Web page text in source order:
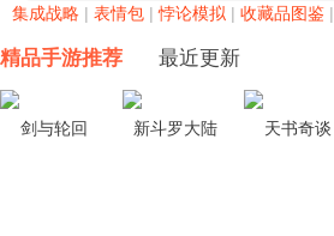
集成战略 | 表情包 |悖论模拟 | 收藏品图鉴 |
精品手游推荐 最近更新
剑与轮回 新斗罗大陆 天书奇谈